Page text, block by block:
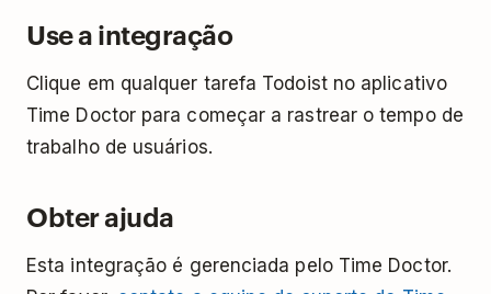
Use a integração
Clique em qualquer tarefa Todoist no aplicativo
Time Doctor para começar a rastrear o tempo de
trabalho de usuários.
Obter ajuda
Esta integração é gerenciada pelo Time Doctor.